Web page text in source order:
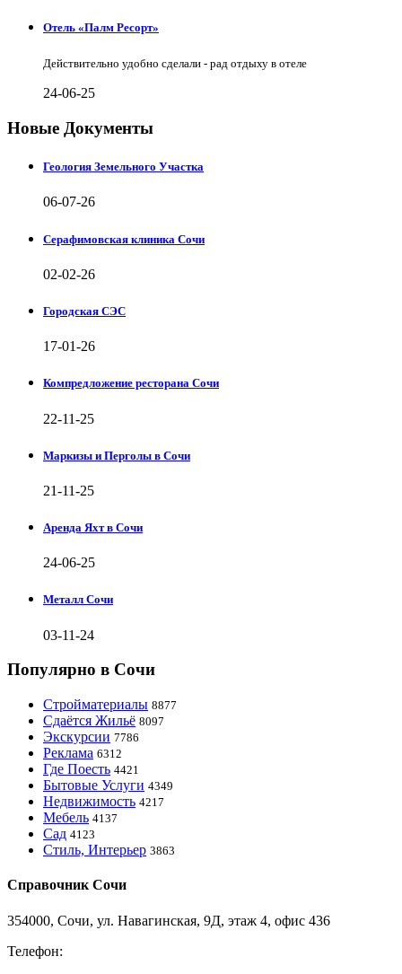
Отель «Палм Ресорт»
Действительно удобно сделали - рад отдыху в отеле
24-06-25
Новые Документы
Геология Земельного Участка
06-07-26
Серафимовская клиника Сочи
02-02-26
Городская СЭС
17-01-26
Компредложение ресторана Сочи
22-11-25
Маркизы и Перголы в Сочи
21-11-25
Аренда Яхт в Сочи
24-06-25
Металл Сочи
03-11-24
Популярно в Сочи
Стройматериалы 8877
Сдаётся Жильё 8097
Экскурсии 7786
Реклама 6312
Где Поесть 4421
Бытовые Услуги 4349
Недвижимость 4217
Мебель 4137
Сад 4123
Стиль, Интерьер 3863
Справочник Сочи
354000, Сочи, ул. Навагинская, 9Д, этаж 4, офис 436
Телефон: